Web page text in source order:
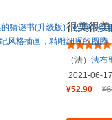
很美很
手册！
（法） 法布
2021-06-17
¥52.90